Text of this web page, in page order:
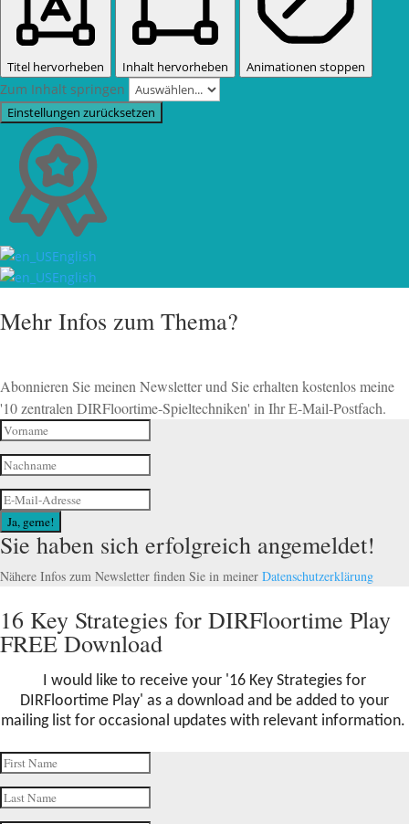
Titel hervorheben Inhalt hervorheben Animationen stoppen
Zum Inhalt springen
Einstellungen zurücksetzen
English
English
Mehr Infos zum Thema?
Abonnieren Sie meinen Newsletter und Sie erhalten kostenlos meine
'10 zentralen DIRFloortime-Spieltechniken' in Ihr E-Mail-Postfach.
Ja, gerne!
Sie haben sich erfolgreich angemeldet!
Nähere Infos zum Newsletter finden Sie in meiner Datenschutzerklärung
16 Key Strategies for DIRFloortime Play
FREE Download
I would like to receive your '16 Key Strategies for
DIRFloortime Play' as a download and be added to your
mailing list for occasional updates with relevant information.